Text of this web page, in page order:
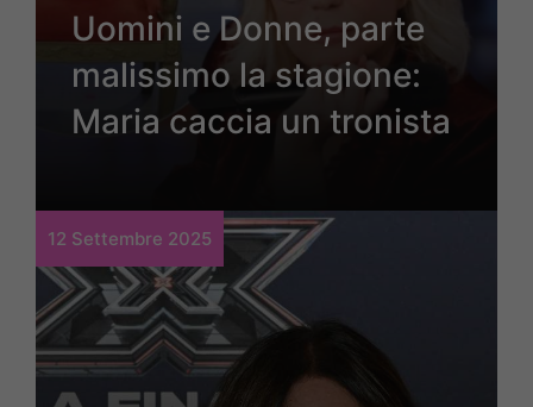
Uomini e Donne, parte
malissimo la stagione:
Maria caccia un tronista
12 Settembre 2025